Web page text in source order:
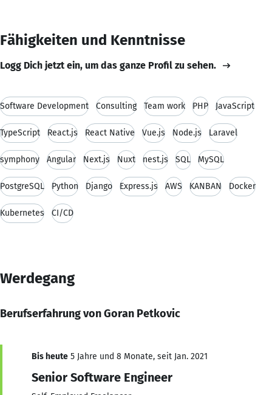
Fähigkeiten und Kenntnisse
Logg Dich jetzt ein, um das ganze Profil zu sehen.
Software Development Consulting Team work PHP JavaScript
TypeScript React.js React Native Vue.js Node.js Laravel
symphony Angular Next.js Nuxt nest.js SQL MySQL
PostgreSQL Python Django Express.js AWS KANBAN Docker
Kubernetes CI/CD
Werdegang
Berufserfahrung von Goran Petkovic
Bis heute 5 Jahre und 8 Monate, seit Jan. 2021
Senior Software Engineer